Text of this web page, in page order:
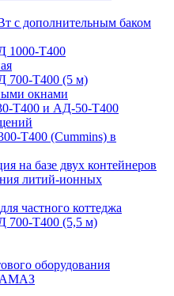
с дополнительным баком
1000-Т400
700-Т400 (5 м)
окнами
Т400 и АД-50-Т400
Т400 (Cummins) в
на базе двух контейнеров
литий-ионных
частного коттеджа
700-Т400 (5,5 м)
оборудования